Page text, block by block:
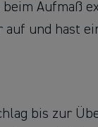
Aufmaß
und hast
bis zur